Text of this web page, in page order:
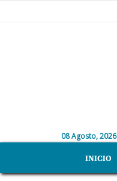
08 Agosto, 2026
INICIO